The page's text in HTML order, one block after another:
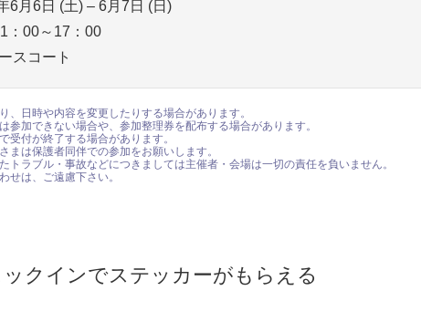
6月6日 (土) – 6月7日 (日)
：00～17：00
スコート
、日時や内容を変更したりする場合があります。
参加できない場合や、参加整理券を配布する場合があります。
受付が終了する場合があります。
まは保護者同伴での参加をお願いします。
トラブル・事故などにつきましては主催者・会場は一切の責任を負いません。
せは、ご遠慮下さい。
クインでステッカーがもらえる